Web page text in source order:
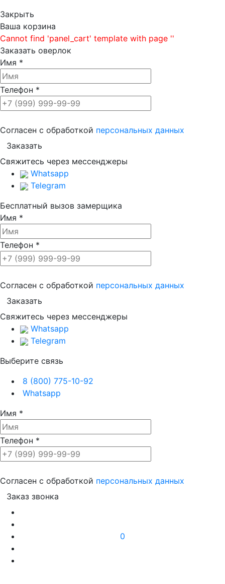
Закрыть
Ваша корзина
Cannot find 'panel_cart' template with page ''
Заказать оверлок
Имя *
Телефон *
Согласен с обработкой персональных данных
Свяжитесь через мессенджеры
Whatsapp
Telegram
Бесплатный вызов замерщика
Имя *
Телефон *
Согласен с обработкой персональных данных
Свяжитесь через мессенджеры
Whatsapp
Telegram
Выберите связь
8 (800) 775-10-92
Whatsapp
Имя *
Телефон *
Согласен с обработкой персональных данных
0